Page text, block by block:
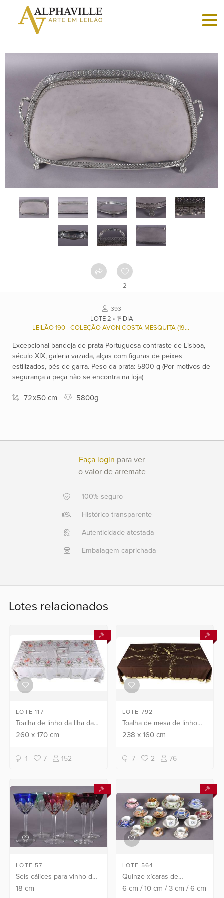
Criar
Faça
Sobre
Como
funciona
Contato
catálogo
Leilões
Qualificações
Ajuda?
21
0791
+55
21
6400
conosco
2
393
LOTE 2 • 1º DIA
LEILÃO 190 - COLEÇÃO AVON COSTA MESQUITA (1927/2003) E RENÉE ANTONIA FERREIRA MESQUITA (1932), E OUTROS.
Excepcional bandeja de prata Portuguesa contraste de Lisboa,
século XIX, galeria vazada, alças com figuras de peixes
estilizados, pés de garra. Peso da prata: 5800 g (Por motivos de
segurança a peça não se encontra na loja)
72x50 cm 5800g
Faça login para ver
o valor de arremate
100% seguro
Histórico transparente
Autenticidade atestada
Embalagem caprichada
Lotes relacionados
LOTE 117
Toalha de linho da Ilha da
Madeira com bordados
guardanapos.
260x 170cm
1 7 152
LOTE 792
Toalha de mesa de linho
marrom decorada com
bege, com 10
guardanapos.
238 x160 cm
7 2 76
LOTE 57
Seis cálices para vinho de
cristal doublé em diversas
18cm
LOTE 564
Quinze xícaras de
porcelana de diversos
6 cm /10 cm /3 cm /6 cm